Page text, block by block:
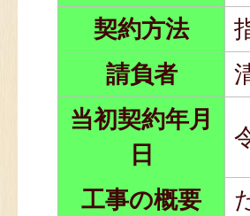
契約方法
請負者
当初契約年月
日
工事の概要